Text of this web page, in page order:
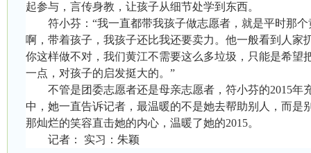
起参与，言传身教，让孩子从细节处学到东西。
符小芬：“我一直都带我孩子做志愿者，就是平时那个
啊，带着孩子，我孩子还比我还要卖力。他一般看到人家
你这样做不对，我们黄江不需要这么多垃圾，只能是希望
一点，对孩子的启发挺大的。”
不管是团委志愿者还是母亲志愿者，符小芬的2015年
中，她一直告诉记者，最温暖的不是她去帮助别人，而是
那灿烂的笑容直击她的内心，温暖了她的2015。
记者： 实习：朱颖